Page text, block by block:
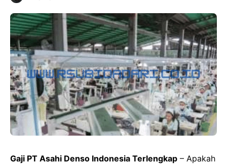
Gaji PT Asahi Denso Indonesia Terlengkap – Apakah